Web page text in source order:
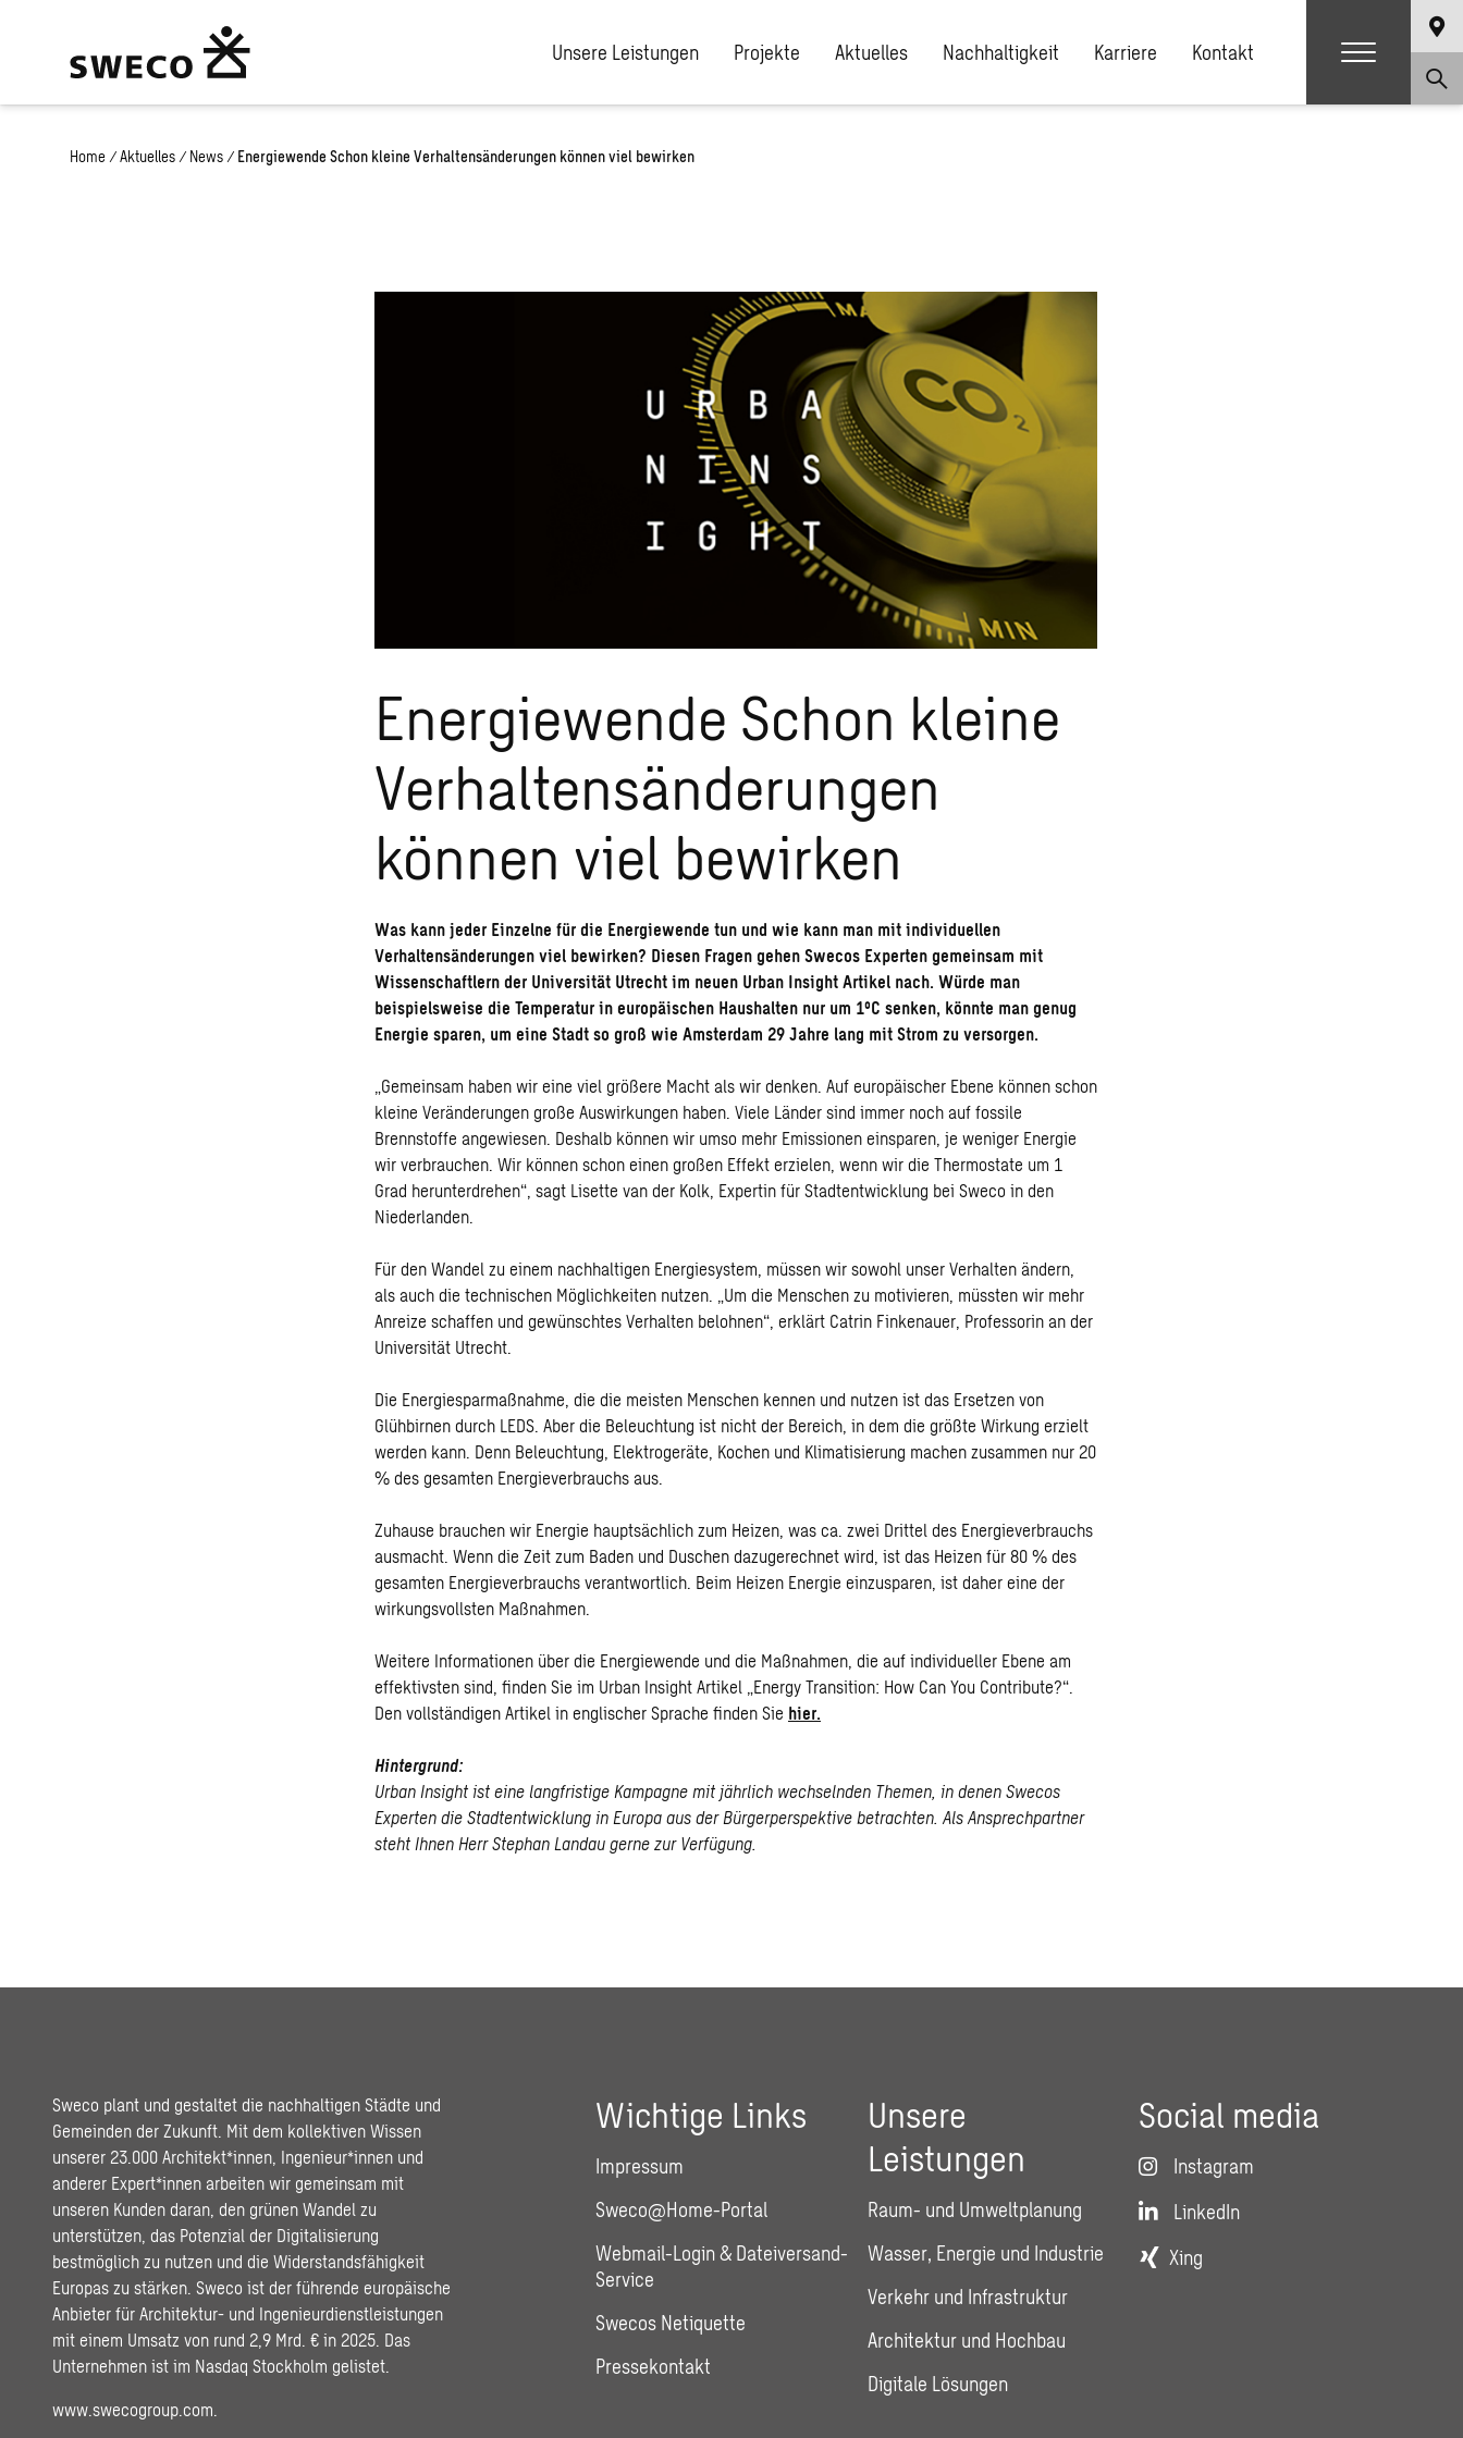
Unsere Leistungen Projekte Aktuelles Nachhaltigkeit Karriere Kontakt
Home / Aktuelles / News / Energiewende Schon kleine Verhaltensänderungen können viel bewirken
Energiewende Schon kleine
Verhaltensänderungen
können viel bewirken
Was kann jeder Einzelne für die Energiewende tun und wie kann man mit individuellen
Verhaltensänderungen viel bewirken? Diesen Fragen gehen Swecos Experten gemeinsam mit
Wissenschaftlern der Universität Utrecht im neuen Urban Insight Artikel nach. Würde man
beispielsweise die Temperatur in europäischen Haushalten nur um 1ºC senken, könnte man genug
Energie sparen, um eine Stadt so groß wie Amsterdam 29 Jahre lang mit Strom zu versorgen.
„Gemeinsam haben wir eine viel größere Macht als wir denken. Auf europäischer Ebene können schon
kleine Veränderungen große Auswirkungen haben. Viele Länder sind immer noch auf fossile
Brennstoffe angewiesen. Deshalb können wir umso mehr Emissionen einsparen, je weniger Energie
wir verbrauchen. Wir können schon einen großen Effekt erzielen, wenn wir die Thermostate um 1
Grad herunterdrehen“, sagt Lisette van der Kolk, Expertin für Stadtentwicklung bei Sweco in den
Niederlanden.
Für den Wandel zu einem nachhaltigen Energiesystem, müssen wir sowohl unser Verhalten ändern,
als auch die technischen Möglichkeiten nutzen. „Um die Menschen zu motivieren, müssten wir mehr
Anreize schaffen und gewünschtes Verhalten belohnen“, erklärt Catrin Finkenauer, Professorin an der
Universität Utrecht.
Die Energiesparmaßnahme, die die meisten Menschen kennen und nutzen ist das Ersetzen von
Glühbirnen durch LEDS. Aber die Beleuchtung ist nicht der Bereich, in dem die größte Wirkung erzielt
werden kann. Denn Beleuchtung, Elektrogeräte, Kochen und Klimatisierung machen zusammen nur 20
% des gesamten Energieverbrauchs aus.
Zuhause brauchen wir Energie hauptsächlich zum Heizen, was ca. zwei Drittel des Energieverbrauchs
ausmacht. Wenn die Zeit zum Baden und Duschen dazugerechnet wird, ist das Heizen für 80 % des
gesamten Energieverbrauchs verantwortlich. Beim Heizen Energie einzusparen, ist daher eine der
wirkungsvollsten Maßnahmen.
Weitere Informationen über die Energiewende und die Maßnahmen, die auf individueller Ebene am
effektivsten sind, finden Sie im Urban Insight Artikel „Energy Transition: How Can You Contribute?“.
Den vollständigen Artikel in englischer Sprache finden Sie hier.
Hintergrund:
Urban Insight ist eine langfristige Kampagne mit jährlich wechselnden Themen, in denen Swecos
Experten die Stadtentwicklung in Europa aus der Bürgerperspektive betrachten. Als Ansprechpartner
steht Ihnen Herr Stephan Landau gerne zur Verfügung.
Sweco plant und gestaltet die nachhaltigen Städte und
Gemeinden der Zukunft. Mit dem kollektiven Wissen
unserer 23.000 Architekt*innen, Ingenieur*innen und
anderer Expert*innen arbeiten wir gemeinsam mit
unseren Kunden daran, den grünen Wandel zu
unterstützen, das Potenzial der Digitalisierung
bestmöglich zu nutzen und die Widerstandsfähigkeit
Europas zu stärken. Sweco ist der führende europäische
Anbieter für Architektur- und Ingenieurdienstleistungen
mit einem Umsatz von rund 2,9 Mrd. € in 2025. Das
Unternehmen ist im Nasdaq Stockholm gelistet.
www.swecogroup.com
Wichtige Links
Impressum
Sweco@Home-Portal
Webmail-Login & Dateiversand-
Service
Swecos Netiquette
Pressekontakt
Unsere
Leistungen
Raum- und Umweltplanung
Wasser, Energie und Industrie
Verkehr und Infrastruktur
Architektur und Hochbau
Digitale Lösungen
Social media
Instagram
LinkedIn
Xing